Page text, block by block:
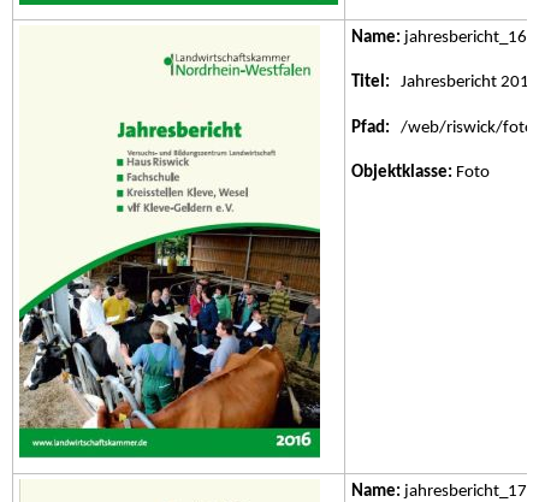
Name:
Titel: Jahresbericht 2016
Pfad: /web/riswick/
Objektklasse: Foto
Name: